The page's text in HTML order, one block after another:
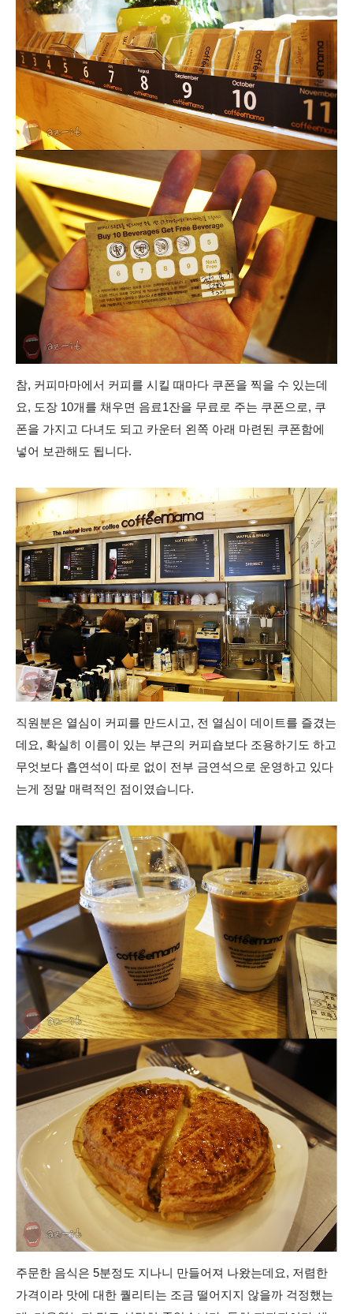
참, 커피마마에서 커피를 시킬 때마다 쿠폰을 찍을 수 있는데
요, 도장 10개를 채우면 음료1잔을 무료로 주는 쿠폰으로, 쿠
폰을 가지고 다녀도 되고 카운터 왼쪽 아래 마련된 쿠폰함에
넣어 보관해도 됩니다.
직원분은 열심이 커피를 만드시고, 전 열심이 데이트를 즐겼는
데요, 확실히 이름이 있는 부근의 커피숍보다 조용하기도 하고
무엇보다 흡연석이 따로 없이 전부 금연석으로 운영하고 있다
는게 정말 매력적인 점이였습니다.
주문한 음식은 5분정도 지나니 만들어져 나왔는데요, 저렴한
가격이라 맛에 대한 퀄리티는 조금 떨어지지 않을까 걱정했는